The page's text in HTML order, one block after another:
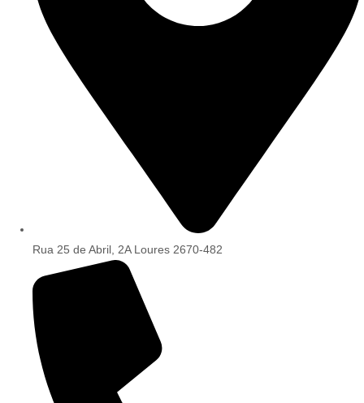
Rua 25 de Abril, 2A Loures 2670-482